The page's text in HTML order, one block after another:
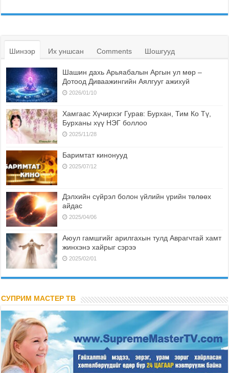
Шинээр Их уншсан Comments Шошгууд
Шашин дахь Арьяабалын Аргын ул мөр –
Дотоод Диваажингийн Аялгууг ажихуй
2026/01/10
Хамгаас Хүчирхэг Гурав: Бурхан, Тим Ко Тү,
Бурханы хүү НЭГ боллоо
2025/11/28
Баримтат кинонууд
2025/07/12
Дэлхийн сүйрэл болон үйлийн үрийн төлөөх
айдас
2025/04/06
Аюул гамшгийг арилгахын тулд Аврагчтай хамт
жинхэнэ хайрыг сэрээ
2025/02/01
СУПРИМ МАСТЕР ТВ